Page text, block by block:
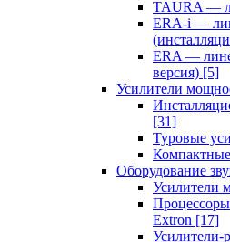
TAURA —
ERA-i —
ERA —
версия) [5]
Усилители
[31]
Туровые
Оборудование
Усилители
Extron [17]
Усилители-